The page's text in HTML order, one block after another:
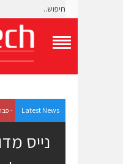
g
l
e
N
Latest News
-
נייס